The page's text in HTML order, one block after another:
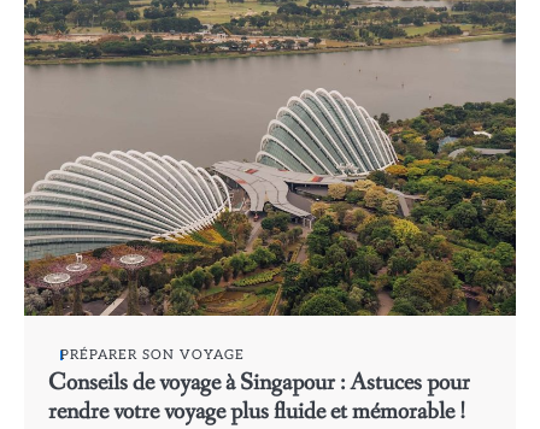
PRÉPARER SON VOYAGE
Conseils de voyage à Singapour : Astuces pour
rendre votre voyage plus fluide et mémorable !